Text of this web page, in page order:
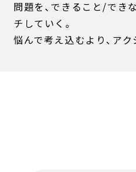
問題を、できること/でき
チしていく。
悩んで考え込むより、ア